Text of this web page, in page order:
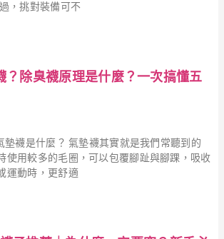
，挑對裝備可不
？除臭襪原理是什麼？一次搞懂五
墊襪是什麼？ 氣墊襪其實就是我們常聽到的
使用較多的毛圈，可以包覆腳趾與腳踝，吸收
運動時，更舒適